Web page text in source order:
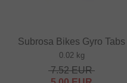
Subrosa Bikes Gyro Tabs
0.02 kg
7.52EUR